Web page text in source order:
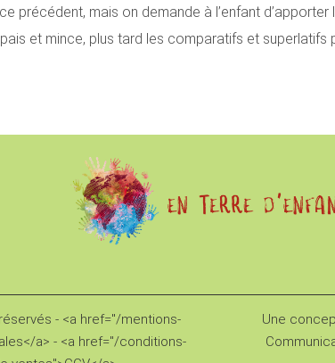
précédent, mais on demande à l’enfant
et mince, plus tard les comparatifs et superlatifs
- <a href="/mentions-
a> - <a href="/conditions-
Une